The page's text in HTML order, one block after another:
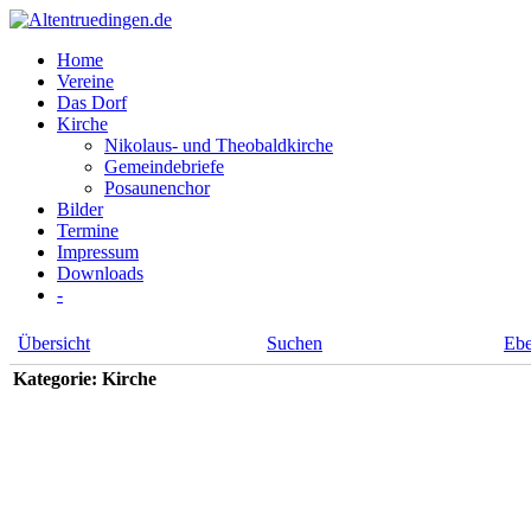
Home
Vereine
Das Dorf
Kirche
Nikolaus- und Theobaldkirche
Gemeindebriefe
Posaunenchor
Bilder
Termine
Impressum
Downloads
-
Übersicht Suchen
Kategorie: Kirche